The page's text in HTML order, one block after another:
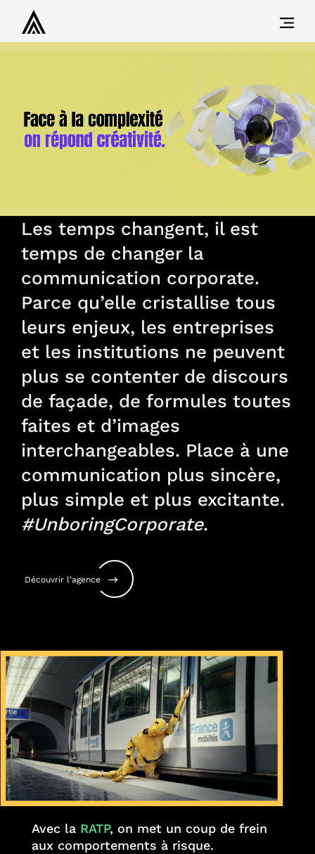
Les temps changent, il est
temps de changer la
communication corporate.
Parce qu’elle cristallise tous
leurs enjeux, les entreprises
et les institutions ne peuvent
plus se contenter de discours
de façade, de formules toutes
faites et d’images
interchangeables. Place à une
communication plus sincère,
plus simple et plus excitante.
#UnboringCorporate.
Découvrir l’agence
Avec la RATP, on met un coup de frein
aux comportements à risque.